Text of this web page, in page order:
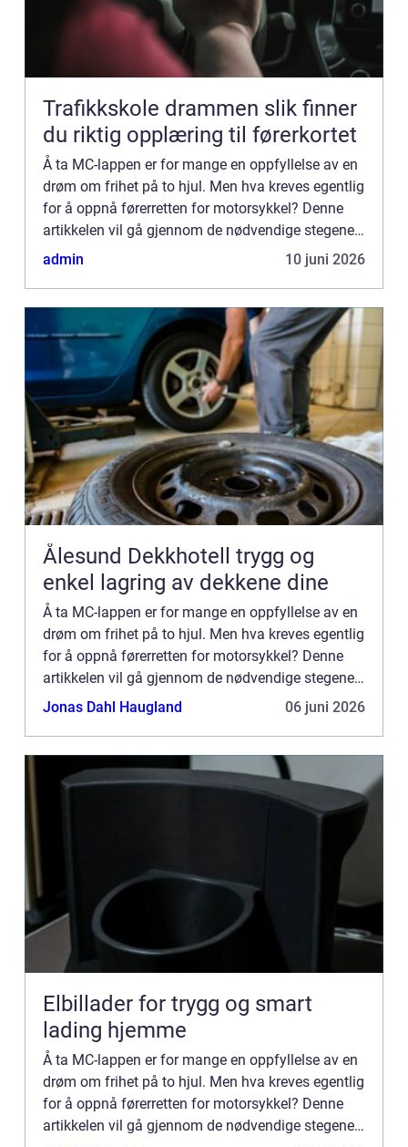
Trafikkskole drammen slik finner
du riktig opplæring til førerkortet
Å ta MC-lappen er for mange en oppfyllelse av en
drøm om frihet på to hjul. Men hva kreves egentlig
for å oppnå førerretten for motorsykkel? Denne
artikkelen vil gå gjennom de nødvendige stegene,
kra...
admin 10 juni 2026
Ålesund Dekkhotell trygg og
enkel lagring av dekkene dine
Å ta MC-lappen er for mange en oppfyllelse av en
drøm om frihet på to hjul. Men hva kreves egentlig
for å oppnå førerretten for motorsykkel? Denne
artikkelen vil gå gjennom de nødvendige stegene,
kra...
Jonas Dahl Haugland 06 juni 2026
Elbillader for trygg og smart
lading hjemme
Å ta MC-lappen er for mange en oppfyllelse av en
drøm om frihet på to hjul. Men hva kreves egentlig
for å oppnå førerretten for motorsykkel? Denne
artikkelen vil gå gjennom de nødvendige stegene,